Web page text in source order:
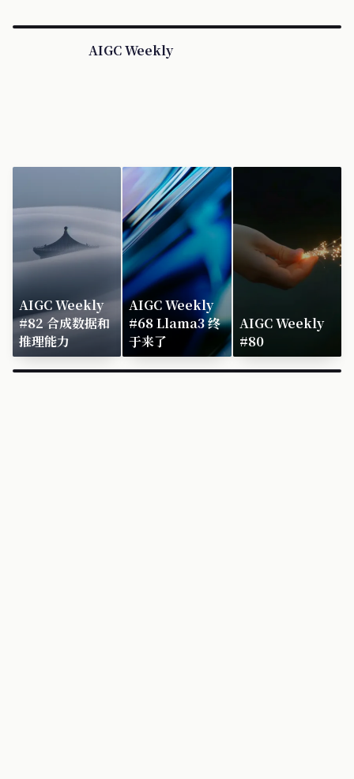
AIGC Weekly
AIGC Weekly
#82 合成数据和
推理能力
AIGC Weekly
#68 Llama3 终
于来了
AIGC Weekly
#80